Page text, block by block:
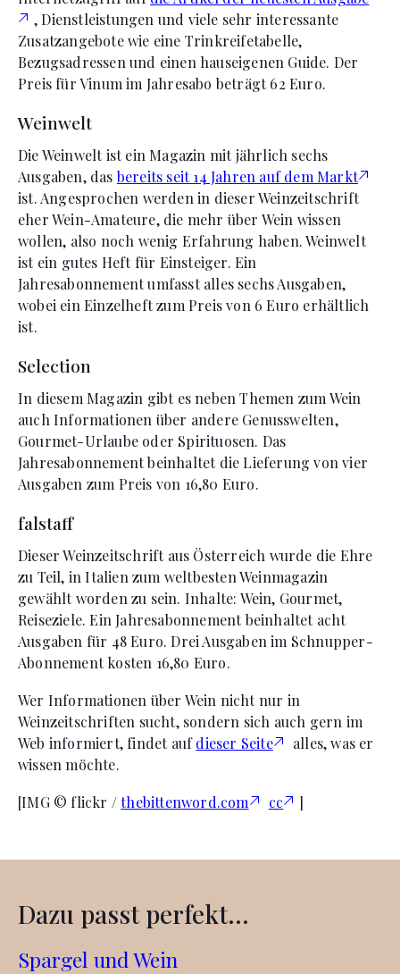
, Dienstleistungen und viele sehr interessante
Zusatzangebote wie eine Trinkreifetabelle,
Bezugsadressen und einen hauseigenen Guide. Der
Preis für Vinum im Jahresabo beträgt 62 Euro.
Weinwelt
Die Weinwelt ist ein Magazin mit jährlich sechs
Ausgaben, das bereits seit 14 Jahren auf dem Markt
ist. Angesprochen werden in dieser Weinzeitschrift
eher Wein-Amateure, die mehr über Wein wissen
wollen, also noch wenig Erfahrung haben. Weinwelt
ist ein gutes Heft für Einsteiger. Ein
Jahresabonnement umfasst alles sechs Ausgaben,
wobei ein Einzelheft zum Preis von 6 Euro erhältlich
ist.
Selection
In diesem Magazin gibt es neben Themen zum Wein
auch Informationen über andere Genusswelten,
Gourmet-Urlaube oder Spirituosen. Das
Jahresabonnement beinhaltet die Lieferung von vier
Ausgaben zum Preis von 16,80 Euro.
falstaff
Dieser Weinzeitschrift aus Österreich wurde die Ehre
zu Teil, in Italien zum weltbesten Weinmagazin
gewählt worden zu sein. Inhalte: Wein, Gourmet,
Reiseziele. Ein Jahresabonnement beinhaltet acht
Ausgaben für 48 Euro. Drei Ausgaben im Schnupper-
Abonnement kosten 16,80 Euro.
Wer Informationen über Wein nicht nur in
Weinzeitschriften sucht, sondern sich auch gern im
Web informiert, findet aufdieser Seite
alles, was er
wissen möchte.
[IMG © flickr /thebittenword.com cc ]
Dazu passt perfekt...
Spargel und Wein